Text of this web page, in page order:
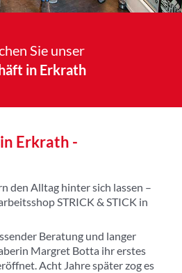
Sie unser
in Erkrath
Erkrath -
den Alltag hinter sich lassen –
STRICK & STICK in
Beratung und langer
Margret Botta ihr erstes
Acht Jahre später zog es